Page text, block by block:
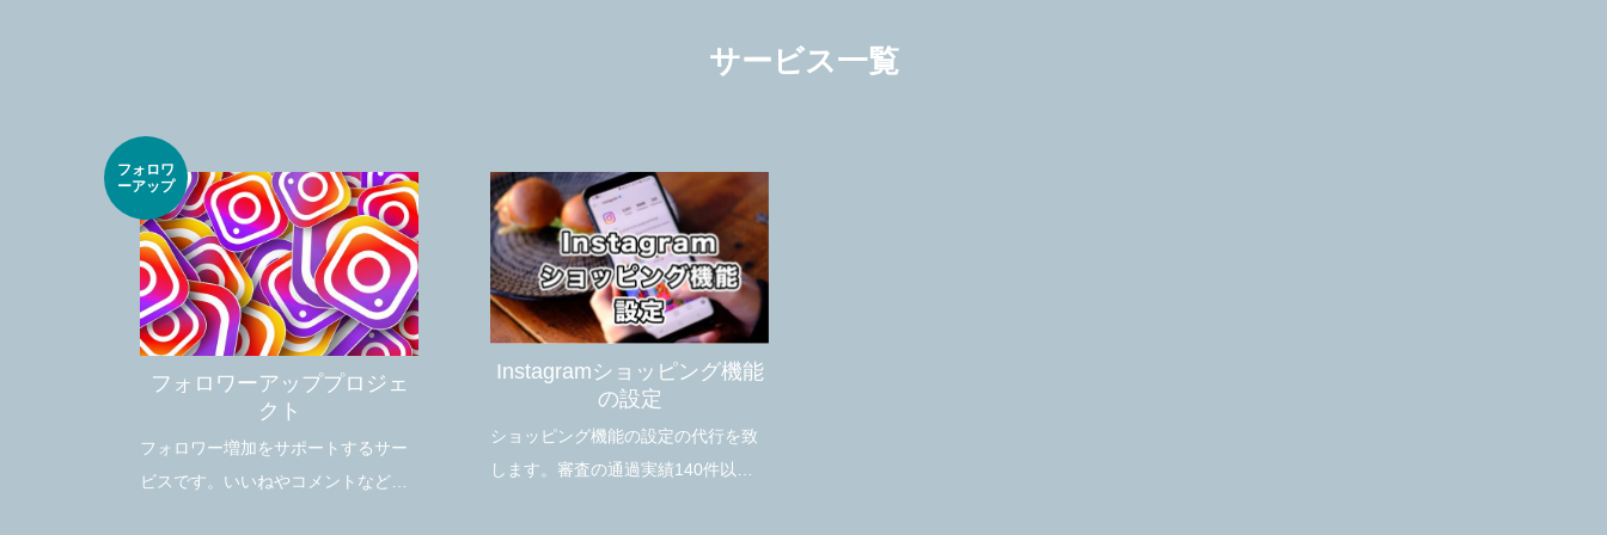
サービス一覧
フォロワ
ーアップ
フォロワーアッププロジェ
クト
フォロワー増加をサポートするサー
ビスです。いいねやコメントなど反
Instagramショッピング機能
の設定
ショッピング機能の設定の代行を致
します。審査の通過実績140件以上